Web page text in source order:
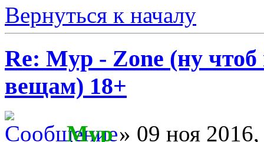
Вернуться к началу
Re: Myp - Zone (ну
вещам) 18+
Myp» 09 ноя